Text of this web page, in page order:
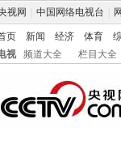
视网 中国网络电视台
页 新闻 经济 体育
视
频道大全 栏目大全